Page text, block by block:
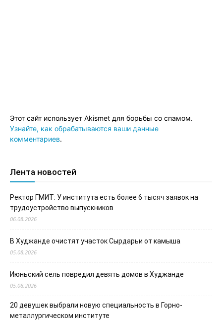
Этот сайт использует Akismet для борьбы со спамом.
Узнайте, как обрабатываются ваши данные
комментариев.
Лента новостей
Ректор ГМИТ: У института есть более 6 тысяч заявок на
трудоустройство выпускников
06.08.2026
В Худжанде очистят участок Сырдарьи от камыша
05.08.2026
Июньский сель повредил девять домов в Худжанде
05.08.2026
20 девушек выбрали новую специальность в Горно-
металлургическом институте